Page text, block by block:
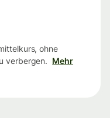
ohne
verbergen. Mehr